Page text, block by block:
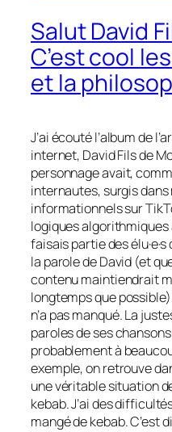
Salut David
C’est cool
et la
J’ai écouté l’album de
internet, David Fils de
personnage avait,
internautes, surgis
informationnels sur
logiques
faisais partie des
la parole de David (et
contenu maintiendrait
longtemps que
n’a pas manqué. La
paroles de ses
probablement à
exemple, on retrouve
une véritable situation
kebab. J’ai des
mangé de kebab. C’est